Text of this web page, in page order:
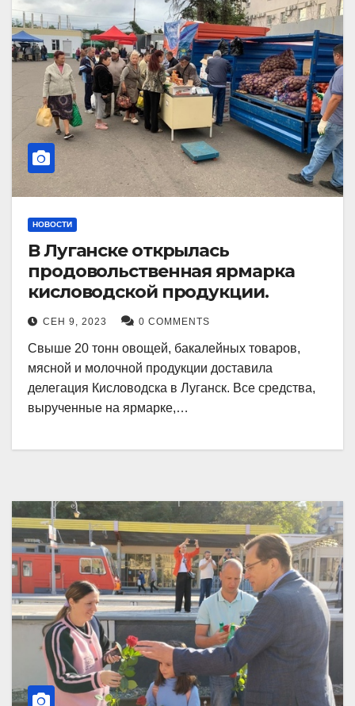
НОВОСТИ
В Луганске открылась
продовольственная ярмарка
кисловодской продукции.
СЕН 9, 2023 0 COMMENTS
Свыше 20 тонн овощей, бакалейных товаров,
мясной и молочной продукции доставила
делегация Кисловодска в Луганск. Все средства,
вырученные на ярмарке,…